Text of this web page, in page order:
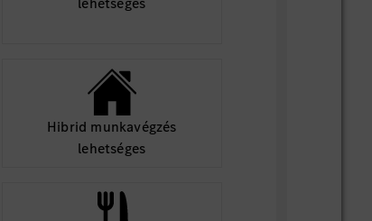
Hibrid munkavégzés
lehetséges